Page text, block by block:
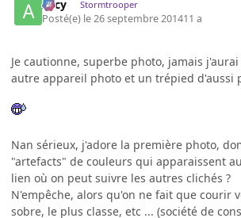
Arcy Stormtrooper
Posté(e) le 26 septembre 201411 a
Je cautionne, superbe photo, jamais
autre appareil photo et un trépied d'aussi
Nan sérieux, j'adore la première photo,
"artefacts" de couleurs qui apparaissent
lien où on peut suivre les autres clichés ?
N'empêche, alors qu'on ne fait que courir
sobre, le plus classe, etc ... (société de